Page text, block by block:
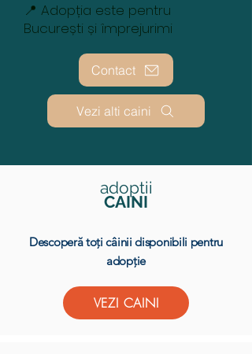
📍 Adopția este pentru
București și împrejurimi
Contact
Vezi alti caini
adoptii
CAINI
Descoperă toți câinii disponibili pentru
adopție
VEZI CAINI